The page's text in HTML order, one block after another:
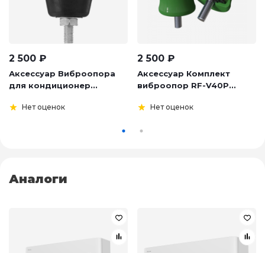
2 500 ₽
Аксессуар Виброопора
для кондиционер...
Нет оценок
2 500 ₽
Аксессуар Комплект
виброопор RF-V40P...
Нет оценок
Аналоги